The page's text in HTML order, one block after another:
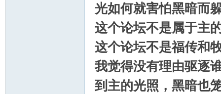
光如何就害怕黑暗而
这个论坛不是属于主
这个论坛不是福传和
我觉得没有理由驱逐
到主的光照，黑暗也